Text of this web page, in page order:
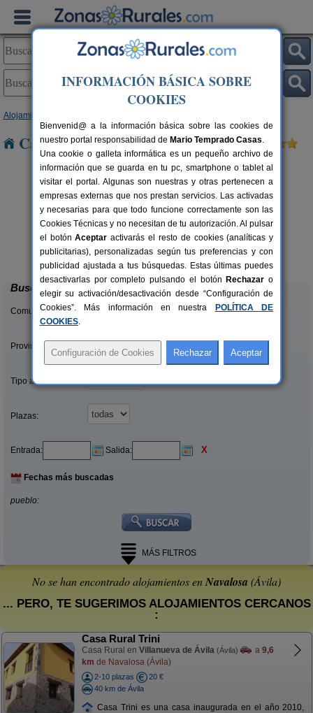
Alojamientos
Casas Rurales cerca de Navalosa
6-16+1 pers.
desde38 €
Casa Rural El Rincón de Gredos
Navaluenga (Ávila)
Buscar
Comunidades:
Provincias/Islas:
Tipo alquiler:
Plazas:
Entrada: Salida: X
Fechas más buscadas
pueblo:
MÁS FILTROS
No se han encontrado alojamientos enNavalosa (Ávila)
... PERO, TE SUGERIMOS ALOJAMIENTOS CERCANOS
:
Casa Rural Trini
Casa Rural en Villanueva de Ávila (Ávila) a 9,6
km de Navalosa (Ávila)
2-10 plazas
20 €
40 km de Ávila
Casa Trini es una casa inaugurada en el año 2010,
INFORMACIÓN BÁSICA SOBRE
COOKIES
Bienvenid@ a la información básica sobre las cookies de
nuestro portal responsabilidad de Mario Temprado Casas.
Una cookie o galleta informática es un pequeño archivo de
información que se guarda en tu pc, smartphone o tablet al
visitar el portal. Algunas son nuestras y otras pertenecen a
empresas externas que nos prestan servicios. Las activadas
y necesarias para que todo funcione correctamente son las
Cookies Técnicas y no necesitan de tu autorización. Al pulsar
el botónAceptar activarás el resto de cookies (analíticas y
publicitarias), personalizadas según tus preferencias y con
publicidad ajustada a tus búsquedas. Estas últimas puedes
desactivarlas por completo pulsando el botón Rechazar o
elegir su activación/desactivación desde “Configuración de
Cookies”. Más información en nuestra
POLÍTICA DE
COOKIES.